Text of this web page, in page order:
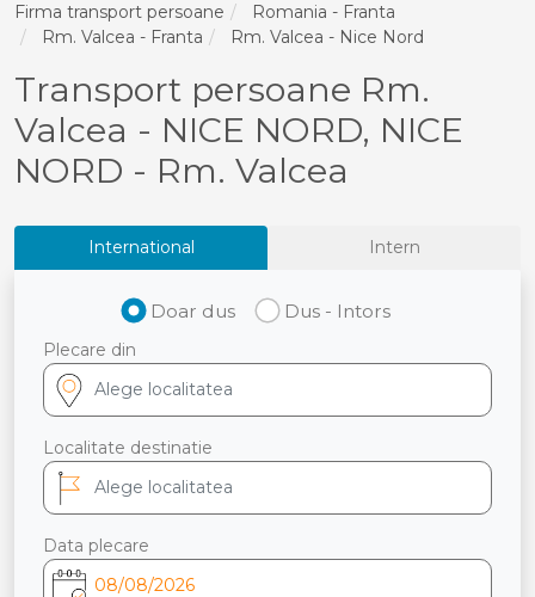
Firma transport persoane
Romania - Franta
Rm. Valcea - Franta
Rm. Valcea - Nice Nord
Transport persoane Rm.
Valcea - NICE NORD, NICE
NORD - Rm. Valcea
International Intern
Doar dus Dus - Intors
Plecare din
Localitate destinatie
Data plecare